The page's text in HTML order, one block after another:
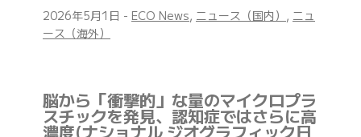
2026年5月1日 - ECO News, ニュース（国内） , ニュ
ース（海外）
脳から「衝撃的」な量のマイクロプラ
スチックを発見、認知症ではさらに高
濃度(ナショナル ジオグラフィック日